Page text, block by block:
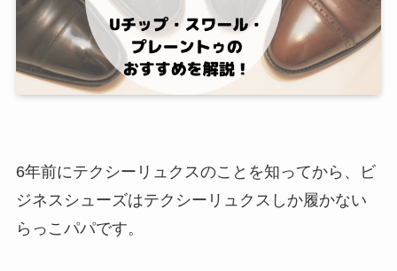
6年前にテクシーリュクスのことを知ってから、ビ
ジネスシューズはテクシーリュクスしか履かない
らっこパパです。